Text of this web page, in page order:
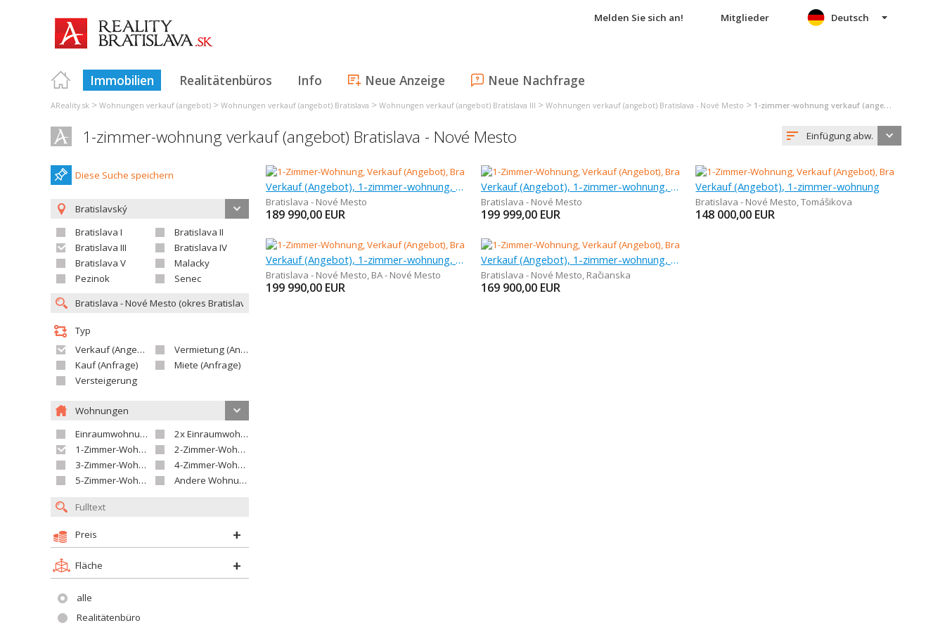
Melden Sie sich an! Mitglieder
Immobilien Realitätenbüros Info Neue Anzeige Neue Nachfrage
Deutsch
AReality.sk > Wohnungen verkauf (angebot) > Wohnungen verkauf (angebot) Bratislava > Wohnungen verkauf (angebot) Bratislava III > Wohnungen verkauf (angebot) Bratislava - Nové Mesto > 1-zimmer-wohnung verkauf (angebot) Bratislava - Nové Mesto
1-zimmer-wohnung verkauf (angebot) Bratislava - Nové Mesto Einfügung abw.
Diese Suche speichern
Bratislavský
Bratislava I
Bratislava II
Bratislava III
Bratislava IV
Bratislava V
Malacky
Pezinok
Senec
Typ
Verkauf (Angebot)
Vermietung (Angebot)
Kauf (Anfrage)
Miete (Anfrage)
Versteigerung
Wohnungen
Einraumwohnung
2x Einraumwohnung
1-Zimmer-Wohnung
2-Zimmer-Wohnung
3-Zimmer-Wohnung
4-Zimmer-Wohnung
5-Zimmer-Wohnung und größer
Andere Wohnung
Preis
Fläche
alle
Realitätenbüro
Verkauf (Angebot), 1-zimmer-wohnung, 28,1 m
Bratislava - Nové Mesto
189 990,00 EUR
Verkauf (Angebot), 1-zimmer-wohnung, 35 m
Bratislava - Nové Mesto
199 999,00 EUR
Verkauf (Angebot), 1-zimmer-wohnung
Bratislava - Nové Mesto,Tomášikova
148 000,00 EUR
Verkauf (Angebot), 1-zimmer-wohnung, 30 m
Bratislava - Nové Mesto, BA - Nové Mesto
199 990,00 EUR
Verkauf (Angebot), 1-zimmer-wohnung, 28,42 m
Bratislava - Nové Mesto, Račianska
169 900,00 EUR